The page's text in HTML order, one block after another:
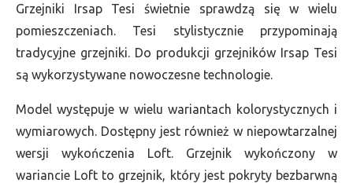
Grzejniki Irsap Tesi świetnie sprawdzą się w wielu
pomieszczeniach. Tesi stylistycznie przypominają
tradycyjne grzejniki. Do produkcji grzejników Irsap Tesi
są wykorzystywane nowoczesne technologie.
Model występuje w wielu wariantach kolorystycznych i
wymiarowych. Dostępny jest również w niepowtarzalnej
wersji wykończenia Loft. Grzejnik wykończony w
wariancie Loft to grzejnik, który jest pokryty bezbarwną